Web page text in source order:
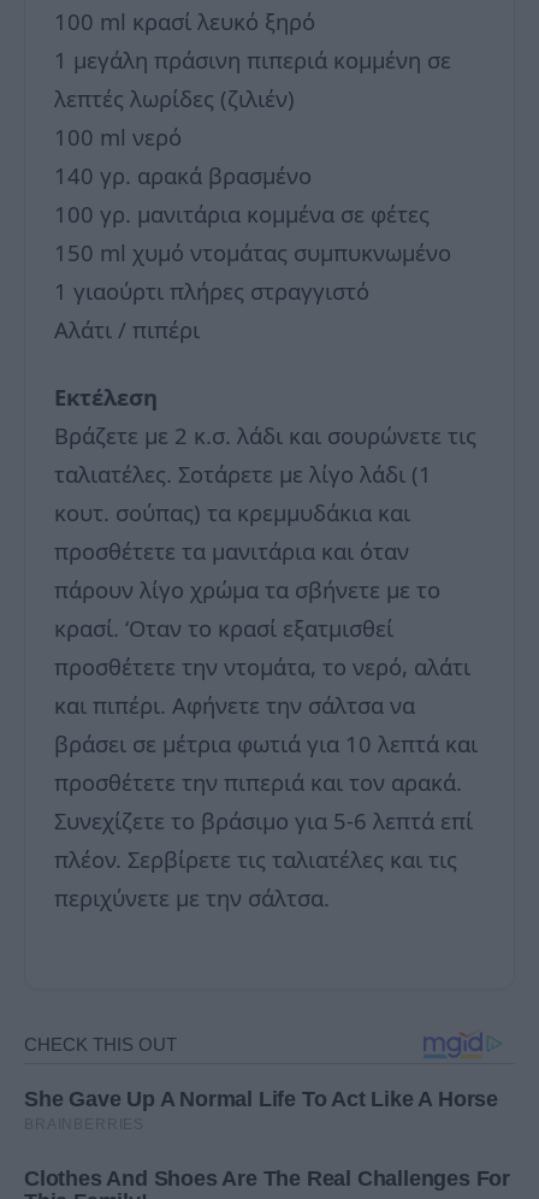
100 ml κρασί λευκό ξηρό
1 μεγάλη πράσινη πιπεριά κομμένη σε
λεπτές λωρίδες (ζιλιέν)
100 ml νερό
140 γρ. αρακά βρασμένο
100 γρ. μανιτάρια κομμένα σε φέτες
150 ml χυμό ντομάτας συμπυκνωμένο
1 γιαούρτι πλήρες στραγγιστό
Αλάτι / πιπέρι
Εκτέλεση
Βράζετε με 2 κ.σ. λάδι και σουρώνετε τις
ταλιατέλες. Σοτάρετε με λίγο λάδι (1
κουτ. σούπας) τα κρεμμυδάκια και
προσθέτετε τα μανιτάρια και όταν
πάρουν λίγο χρώμα τα σβήνετε με το
κρασί. ‘Οταν το κρασί εξατμισθεί
προσθέτετε την ντομάτα, το νερό, αλάτι
και πιπέρι. Αφήνετε την σάλτσα να
βράσει σε μέτρια φωτιά για 10 λεπτά και
προσθέτετε την πιπεριά και τον αρακά.
Συνεχίζετε το βράσιμο για 5-6 λεπτά επί
πλέον. Σερβίρετε τις ταλιατέλες και τις
περιχύνετε με την σάλτσα.